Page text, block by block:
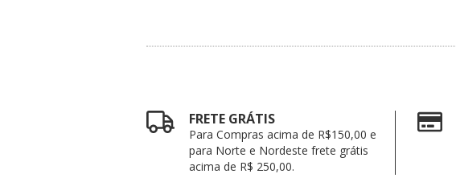
FRETE GRÁTIS
Para Compras acima de R$150,00 e
para Norte e Nordeste frete grátis
acima de R$ 250,00.